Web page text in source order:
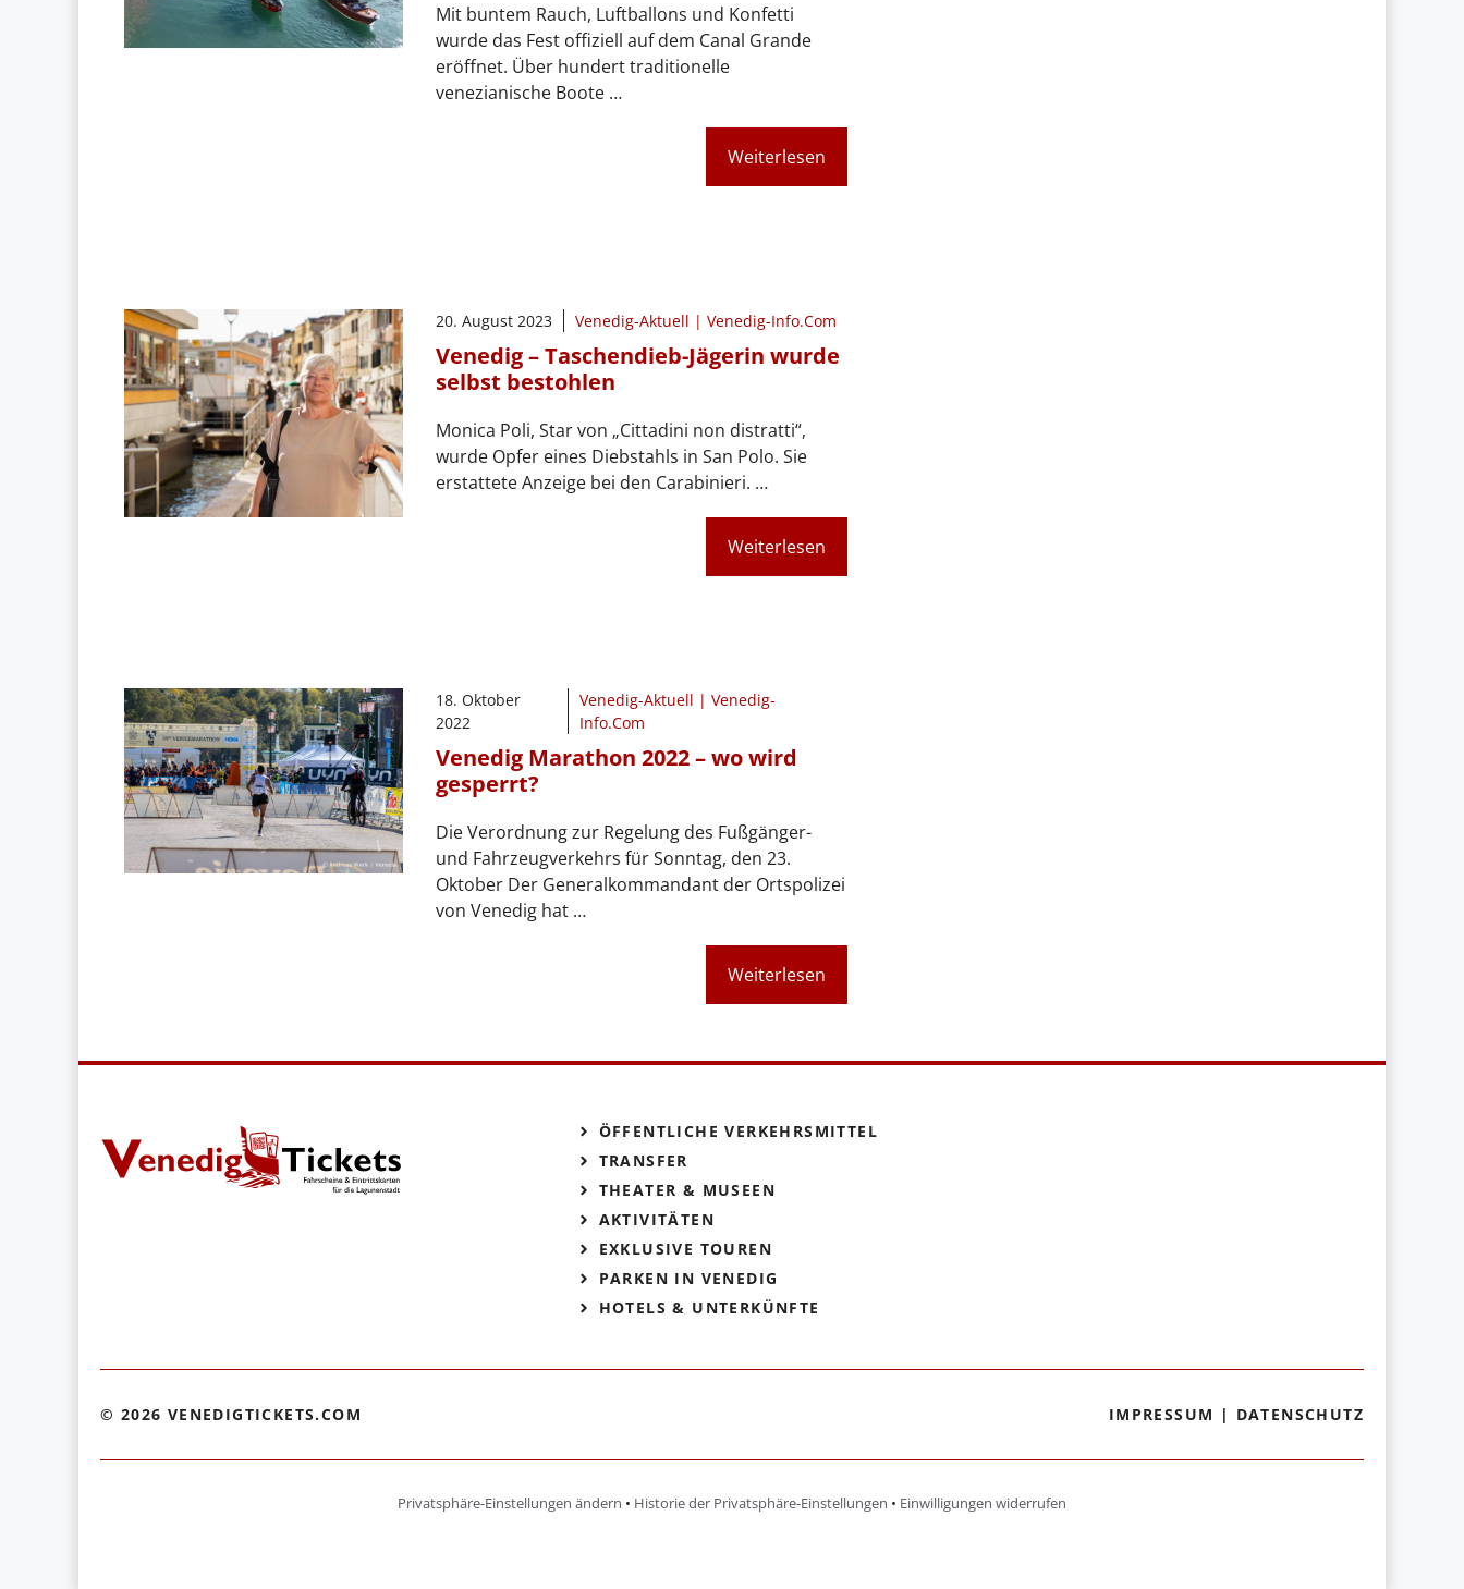
Mit buntem Rauch, Luftballons und Konfetti
wurde das Fest offiziell auf dem Canal Grande
eröffnet. Über hundert traditionelle
venezianische Boote …
Weiterlesen
20. August 2023 Venedig-Aktuell | Venedig-Info.Com
Venedig – Taschendieb-Jägerin wurde
selbst bestohlen
Monica Poli, Star von „Cittadini non distratti“,
wurde Opfer eines Diebstahls in San Polo. Sie
erstattete Anzeige bei den Carabinieri. …
Weiterlesen
18. Oktober
2022
Venedig-Aktuell | Venedig-
Info.Com
Venedig Marathon 2022 – wo wird
gesperrt?
Die Verordnung zur Regelung des Fußgänger-
und Fahrzeugverkehrs für Sonntag, den 23.
Oktober Der Generalkommandant der Ortspolizei
von Venedig hat …
Weiterlesen
ÖFFENTLICHE VERKEHRSMITTEL
TRANSFER
THEATER & MUSEEN
AKTIVITÄTEN
EXKLUSIVE TOUREN
PARKEN IN VENEDIG
HOTELS & UNTERKÜNFTE
© 2026 VENEDIGTICKETS.COM IMPRESSUM | DATENSCHUTZ
Privatsphäre-Einstellungen ändern • Historie der Privatsphäre-Einstellungen • Einwilligungen widerrufen